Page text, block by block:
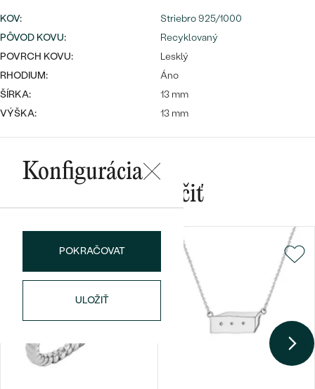
Bestsellery
OBJAVIŤ
KOV:
Striebro 925/1000
PÔVOD KOVU:
Recyklovaný
POVRCH KOVU:
Lesklý
RHODIUM:
Áno
ŠÍRKA:
13 mm
VÝŠKA:
13 mm
Konfigurácia
POKRAČOVAT
ULOŽIŤ
Mohlo by sa vám páčiť